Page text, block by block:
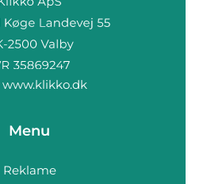
www.klikko.dk
Menu
Reklame